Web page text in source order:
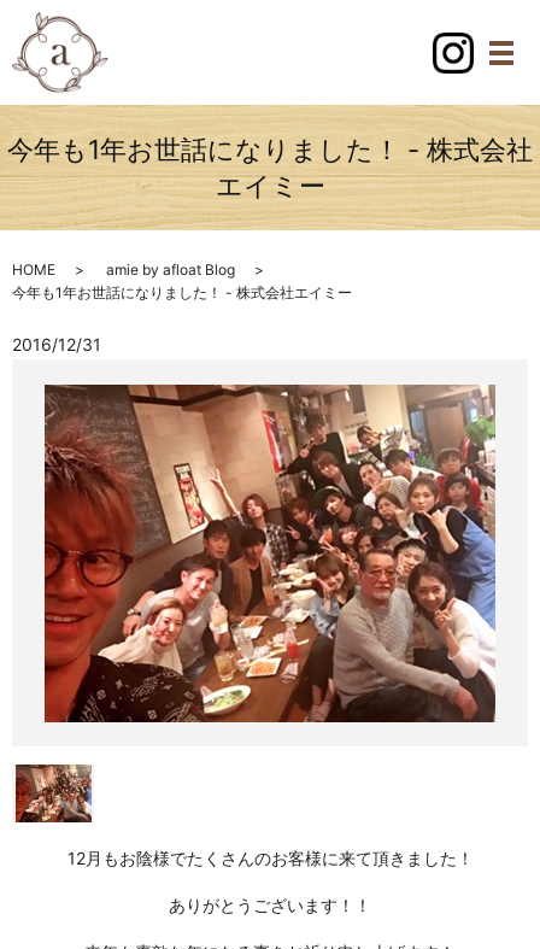
今年も1年お世話になりました！ - 株式会社
エイミー
HOME
amie by afloat Blog
今年も1年お世話になりました！ - 株式会社エイミー
2016/12/31
12月もお陰様でたくさんのお客様に来て頂きました！
ありがとうございます！！